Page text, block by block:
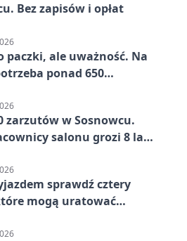
Bez zapisów i opłat
paczki, ale uważność. Na
ponad 650
zarzutów w Sosnowcu.
salonu grozi 8 lat
sprawdź cztery
mogą uratować